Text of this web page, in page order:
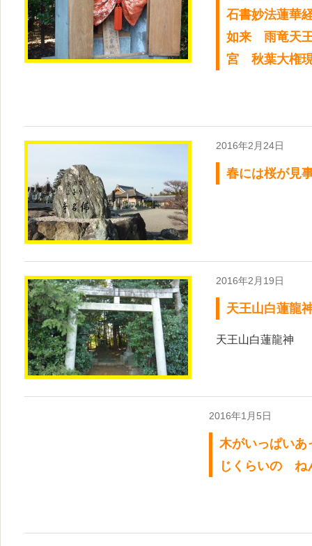
石書妙法蓮華
如来 雨竜天
宮 秋葉大権
2016年2月24日
春には桜が見
2016年2月19日
天王山白蓮龍
天王山白蓮龍神
2016年1月5日
木がいっぱい
じくらいの ね